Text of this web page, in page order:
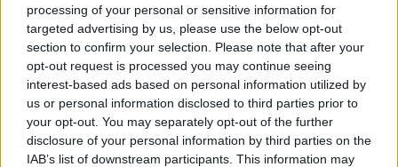
processing of your personal or sensitive information for
targeted advertising by us, please use the below opt-out
section to confirm your selection. Please note that after your
opt-out request is processed you may continue seeing
interest-based ads based on personal information utilized by
us or personal information disclosed to third parties prior to
your opt-out. You may separately opt-out of the further
disclosure of your personal information by third parties on the
IAB’s list of downstream participants. This information may
kaffe och ska snart åka till salongen för att ha en full
dag med kunder och ikväll ska jag till Emelie
(PT) för ett träningspass. Men i tisdags […]